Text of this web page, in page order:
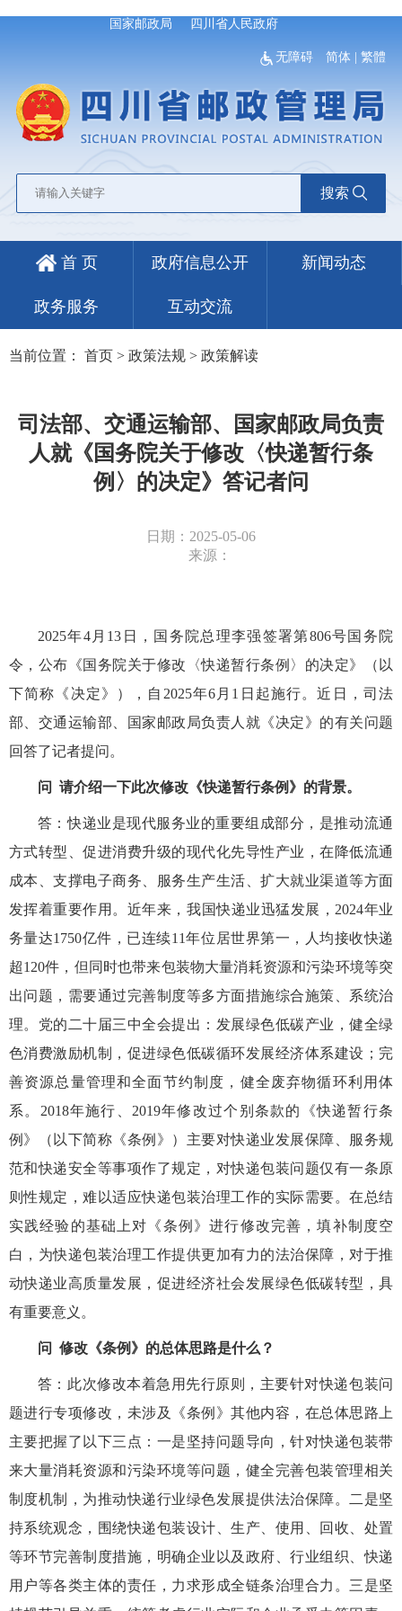
国家邮政局 四川省人民政府
无障碍 简体 |繁體
搜索
首 页 政府信息公开 新闻动态
政务服务 互动交流
当前位置： 首页 > 政策法规 > 政策解读
司法部、交通运输部、国家邮政局负责
人就《国务院关于修改〈快递暂行条
例〉的决定》答记者问
日期：2025-05-06
来源：
2025年4月13日，国务院总理李强签署第806号国务院
令，公布《国务院关于修改〈快递暂行条例〉的决定》（以
下简称《决定》），自2025年6月1日起施行。近日，司法
部、交通运输部、国家邮政局负责人就《决定》的有关问题
回答了记者提问。
问 请介绍一下此次修改《快递暂行条例》的背景。
答：快递业是现代服务业的重要组成部分，是推动流通
方式转型、促进消费升级的现代化先导性产业，在降低流通
成本、支撑电子商务、服务生产生活、扩大就业渠道等方面
发挥着重要作用。近年来，我国快递业迅猛发展，2024年业
务量达1750亿件，已连续11年位居世界第一，人均接收快递
超120件，但同时也带来包装物大量消耗资源和污染环境等突
出问题，需要通过完善制度等多方面措施综合施策、系统治
理。党的二十届三中全会提出：发展绿色低碳产业，健全绿
色消费激励机制，促进绿色低碳循环发展经济体系建设；完
善资源总量管理和全面节约制度，健全废弃物循环利用体
系。2018年施行、2019年修改过个别条款的《快递暂行条
例》（以下简称《条例》）主要对快递业发展保障、服务规
范和快递安全等事项作了规定，对快递包装问题仅有一条原
则性规定，难以适应快递包装治理工作的实际需要。在总结
实践经验的基础上对《条例》进行修改完善，填补制度空
白，为快递包装治理工作提供更加有力的法治保障，对于推
动快递业高质量发展，促进经济社会发展绿色低碳转型，具
有重要意义。
问 修改《条例》的总体思路是什么？
答：此次修改本着急用先行原则，主要针对快递包装问
题进行专项修改，未涉及《条例》其他内容，在总体思路上
主要把握了以下三点：一是坚持问题导向，针对快递包装带
来大量消耗资源和污染环境等问题，健全完善包装管理相关
制度机制，为推动快递行业绿色发展提供法治保障。二是坚
持系统观念，围绕快递包装设计、生产、使用、回收、处置
等环节完善制度措施，明确企业以及政府、行业组织、快递
用户等各类主体的责任，力求形成全链条治理合力。三是坚